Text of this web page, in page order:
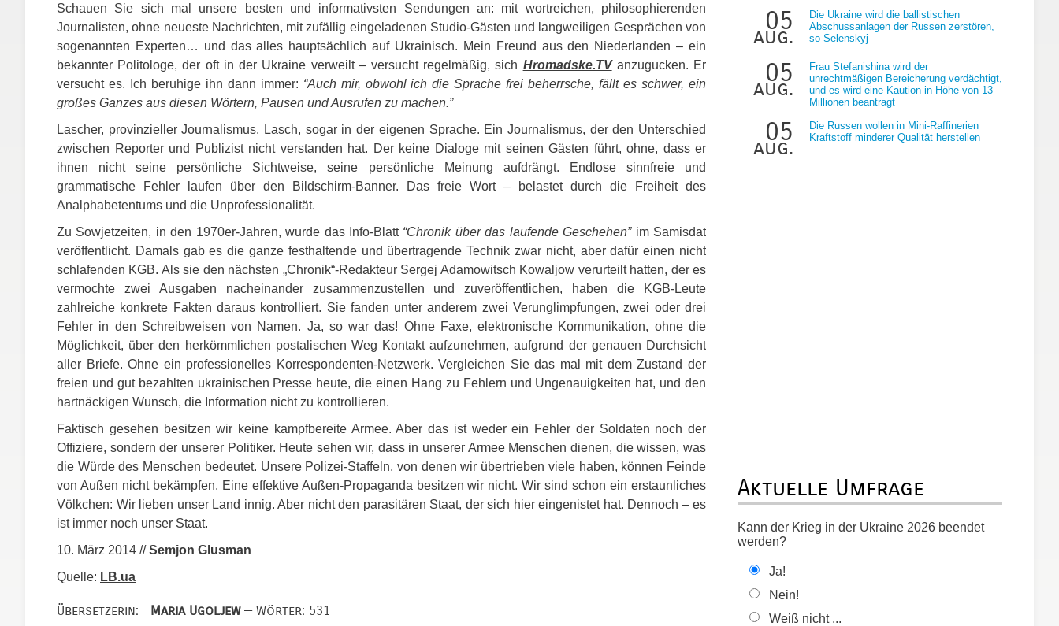
Schauen Sie sich mal unsere besten und informativsten Sendungen an: mit wortreichen, philosophierenden
Journalisten, ohne neueste Nachrichten, mit zufällig eingeladenen Studio-Gästen und langweiligen Gesprächen von
sogenannten Experten… und das alles hauptsächlich auf Ukrainisch. Mein Freund aus den Niederlanden – ein
bekannter Politologe, der oft in der Ukraine verweilt – versucht regelmäßig, sich Hromadske.TVanzugucken. Er
versucht es. Ich beruhige ihn dann immer: “Auch mir, obwohl ich die Sprache frei beherrsche, fällt es schwer, ein
großes Ganzes aus diesen Wörtern, Pausen und Ausrufen zu machen.”
Lascher, provinzieller Journalismus. Lasch, sogar in der eigenen Sprache. Ein Journalismus, der den Unterschied
zwischen Reporter und Publizist nicht verstanden hat. Der keine Dialoge mit seinen Gästen führt, ohne, dass er
ihnen nicht seine persönliche Sichtweise, seine persönliche Meinung aufdrängt. Endlose sinnfreie und
grammatische Fehler laufen über den Bildschirm-Banner. Das freie Wort – belastet durch die Freiheit des
Analphabetentums und die Unprofessionalität.
Zu Sowjetzeiten, in den 1970er-Jahren, wurde das Info-Blatt “Chronik über das laufende Geschehen”im Samisdat
veröffentlicht. Damals gab es die ganze festhaltende und übertragende Technik zwar nicht, aber dafür einen nicht
schlafenden KGB. Als sie den nächsten „Chronik“-Redakteur Sergej Adamowitsch Kowaljow verurteilt hatten, der es
vermochte zwei Ausgaben nacheinander zusammenzustellen und zuveröffentlichen, haben die
KGB-Leute
zahlreiche konkrete Fakten daraus kontrolliert. Sie fanden unter anderem zwei Verunglimpfungen, zwei oder drei
Fehler in den Schreibweisen von Namen. Ja, so war das! Ohne Faxe, elektronische Kommunikation, ohne die
Möglichkeit, über den herkömmlichen postalischen Weg Kontakt aufzunehmen, aufgrund der genauen Durchsicht
aller Briefe. Ohne ein professionelles Korrespondenten-Netzwerk. Vergleichen Sie das mal mit dem Zustand der
freien und gut bezahlten ukrainischen Presse heute, die einen Hang zu Fehlern und Ungenauigkeiten hat, und den
hartnäckigen Wunsch, die Information nicht zu kontrollieren.
Faktisch gesehen besitzen wir keine kampfbereite Armee. Aber das ist weder ein Fehler der Soldaten noch der
Offiziere, sondern der unserer Politiker. Heute sehen wir, dass in unserer Armee Menschen dienen, die wissen, was
die Würde des Menschen bedeutet. Unsere Polizei-Staffeln, von denen wir übertrieben viele haben, können Feinde
von Außen nicht bekämpfen. Eine effektive Außen-Propaganda besitzen wir nicht. Wir sind schon ein erstaunliches
Völkchen: Wir lieben unser Land innig. Aber nicht den parasitären Staat, der sich hier eingenistet hat. Dennoch – es
ist immer noch unser Staat.
10. März 2014 //Semjon Glusman
Quelle: LB.ua
Übersetzerin: Maria Ugoljew— Wörter: 531
05
aug.
Die Ukraine wird die ballistischen
Abschussanlagen der Russen zerstören,
so Selenskyj
05
aug.
Frau Stefanishina wird der
unrechtmäßigen Bereicherung verdächtigt,
und es wird eine Kaution in Höhe von 13
Millionen beantragt
05
aug.
Die Russen wollen in Mini-Raffinerien
Kraftstoff minderer Qualität herstellen
Aktuelle Umfrage
Kann der Krieg in der Ukraine 2026 beendet
werden?
Ja!
Nein!
Weiß nicht ...